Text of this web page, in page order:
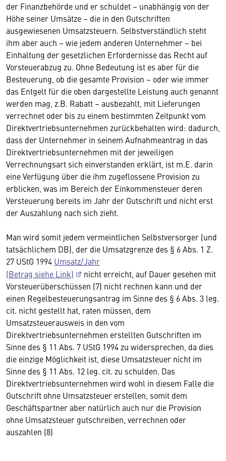
der Finanzbehörde und er schuldet – unabhängig von der
Höhe seiner Umsätze – die in den Gutschriften
ausgewiesenen Umsatzsteuern. Selbstverständlich steht
ihm aber auch – wie jedem anderen Unternehmer – bei
Einhaltung der gesetzlichen Erfordernisse das Recht auf
Vorsteuerabzug zu. Ohne Bedeutung ist es aber für die
Besteuerung, ob die gesamte Provision – oder wie immer
das Entgelt für die oben dargestellte Leistung auch genannt
werden mag, z.B. Rabatt – ausbezahlt, mit Lieferungen
verrechnet oder bis zu einem bestimmten Zeitpunkt vom
Direktvertriebsunternehmen zurückbehalten wird: dadurch,
dass der Unternehmer in seinem Aufnahmeantrag in das
Direktvertriebsunternehmen mit der jeweiligen
Verrechnungsart sich einverstanden erklärt, ist m.E. darin
eine Verfügung über die ihm zugeflossene Provision zu
erblicken, was im Bereich der Einkommensteuer deren
Versteuerung bereits im Jahr der Gutschrift und nicht erst
der Auszahlung nach sich zieht.
Man wird somit jedem vermeintlichen Selbstversorger (und
tatsächlichem DB), der die Umsatzgrenze des § 6 Abs. 1 Z.
27 UStG 1994 Umsatz/Jahr
(Betrag siehe Link)
nicht erreicht, auf Dauer gesehen mit
Vorsteuerüberschüssen (7) nicht rechnen kann und der
einen Regelbesteuerungsantrag im Sinne des § 6 Abs. 3 leg.
cit. nicht gestellt hat, raten müssen, dem
Umsatzsteuerausweis in den vom
Direktvertriebsunternehmen erstellten Gutschriften im
Sinne des § 11 Abs. 7 UStG 1994 zu widersprechen, da dies
die einzige Möglichkeit ist, diese Umsatzsteuer nicht im
Sinne des § 11 Abs. 12 leg. cit. zu schulden. Das
Direktvertriebsunternehmen wird wohl in diesem Falle die
Gutschrift ohne Umsatzsteuer erstellen, somit dem
Geschäftspartner aber natürlich auch nur die Provision
ohne Umsatzsteuer gutschreiben, verrechnen oder
auszahlen (8)